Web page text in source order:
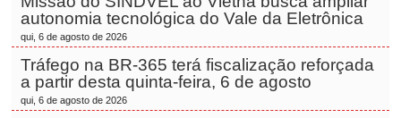
autonomia tecnológica do Vale da Eletrônica
qui, 6 de agosto de 2026
Tráfego na BR-365 terá fiscalização reforçada
a partir desta quinta-feira, 6 de agosto
qui, 6 de agosto de 2026